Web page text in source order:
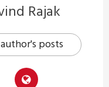
Rajak
posts